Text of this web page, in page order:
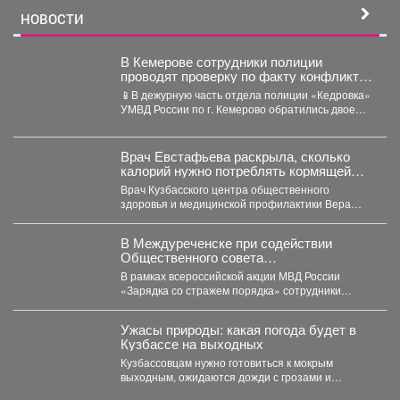
НОВОСТИ
В Кемерове сотрудники полиции
проводят проверку по факту конфликта
между двумя местными жителями
📱В дежурную часть отдела полиции «Кедровка»
УМВД России по г. Кемерово обратились двое
Врач Евстафьева раскрыла, сколько
калорий нужно потреблять кормящей
маме
Врач Кузбасского центра общественного
здоровья и медицинской профилактики Вера
В Междуреченске при содействии
Общественного совета
полицейские провели утреннюю зарядку
для детей из лагеря дневного
пребывания
В рамках всероссийской акции МВД России
«Зарядка со стражем порядка» сотрудники
Ужасы природы: какая погода будет в
Кузбассе на выходных
Кузбассовцам нужно готовиться к мокрым
выходным, ожидаются дожди с грозами и